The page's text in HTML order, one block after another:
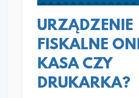
URZĄDZENIE
FISKALNE
KASA CZY
DRUKARKA?